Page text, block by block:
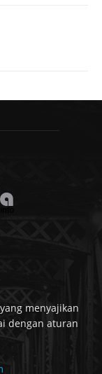
menyajikan
dengan aturan